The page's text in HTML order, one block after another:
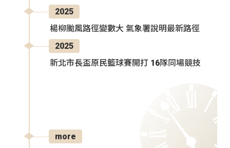
2025
楊柳颱風路徑變數大 氣象署說明最新路徑
2025
新北市長盃原民籃球賽開打 16隊同場競技
more